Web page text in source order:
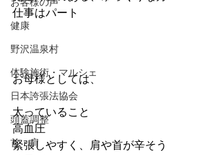
お客様の声
健康
野沢温泉村
体験施術・マルシェ
日本誇張法協会
頭蓋調整
首・肩
仕事はパート
お母様としては、
太っていること
高血圧
緊張しやすく、肩や首が辛そう